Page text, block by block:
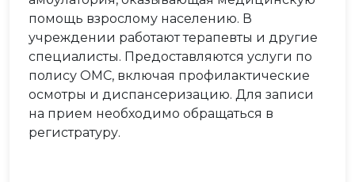
помощь взрослому населению. В
учреждении работают терапевты и другие
специалисты. Предоставляются услуги по
полису ОМС, включая профилактические
осмотры и диспансеризацию. Для записи
на прием необходимо обращаться в
регистратуру.